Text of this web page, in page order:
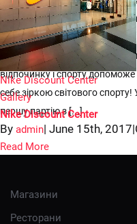
Nike Discount Center
Gallery
Nike Discount Center
придбати дійсно якісні та
баскетболіст Майкл Джордан
приємними цінами з
відпочинку і спорту
себе зіркою світового
першу партію з [...]
By admin| June 15th, 2017|
Read More
Магазини
Ресторани